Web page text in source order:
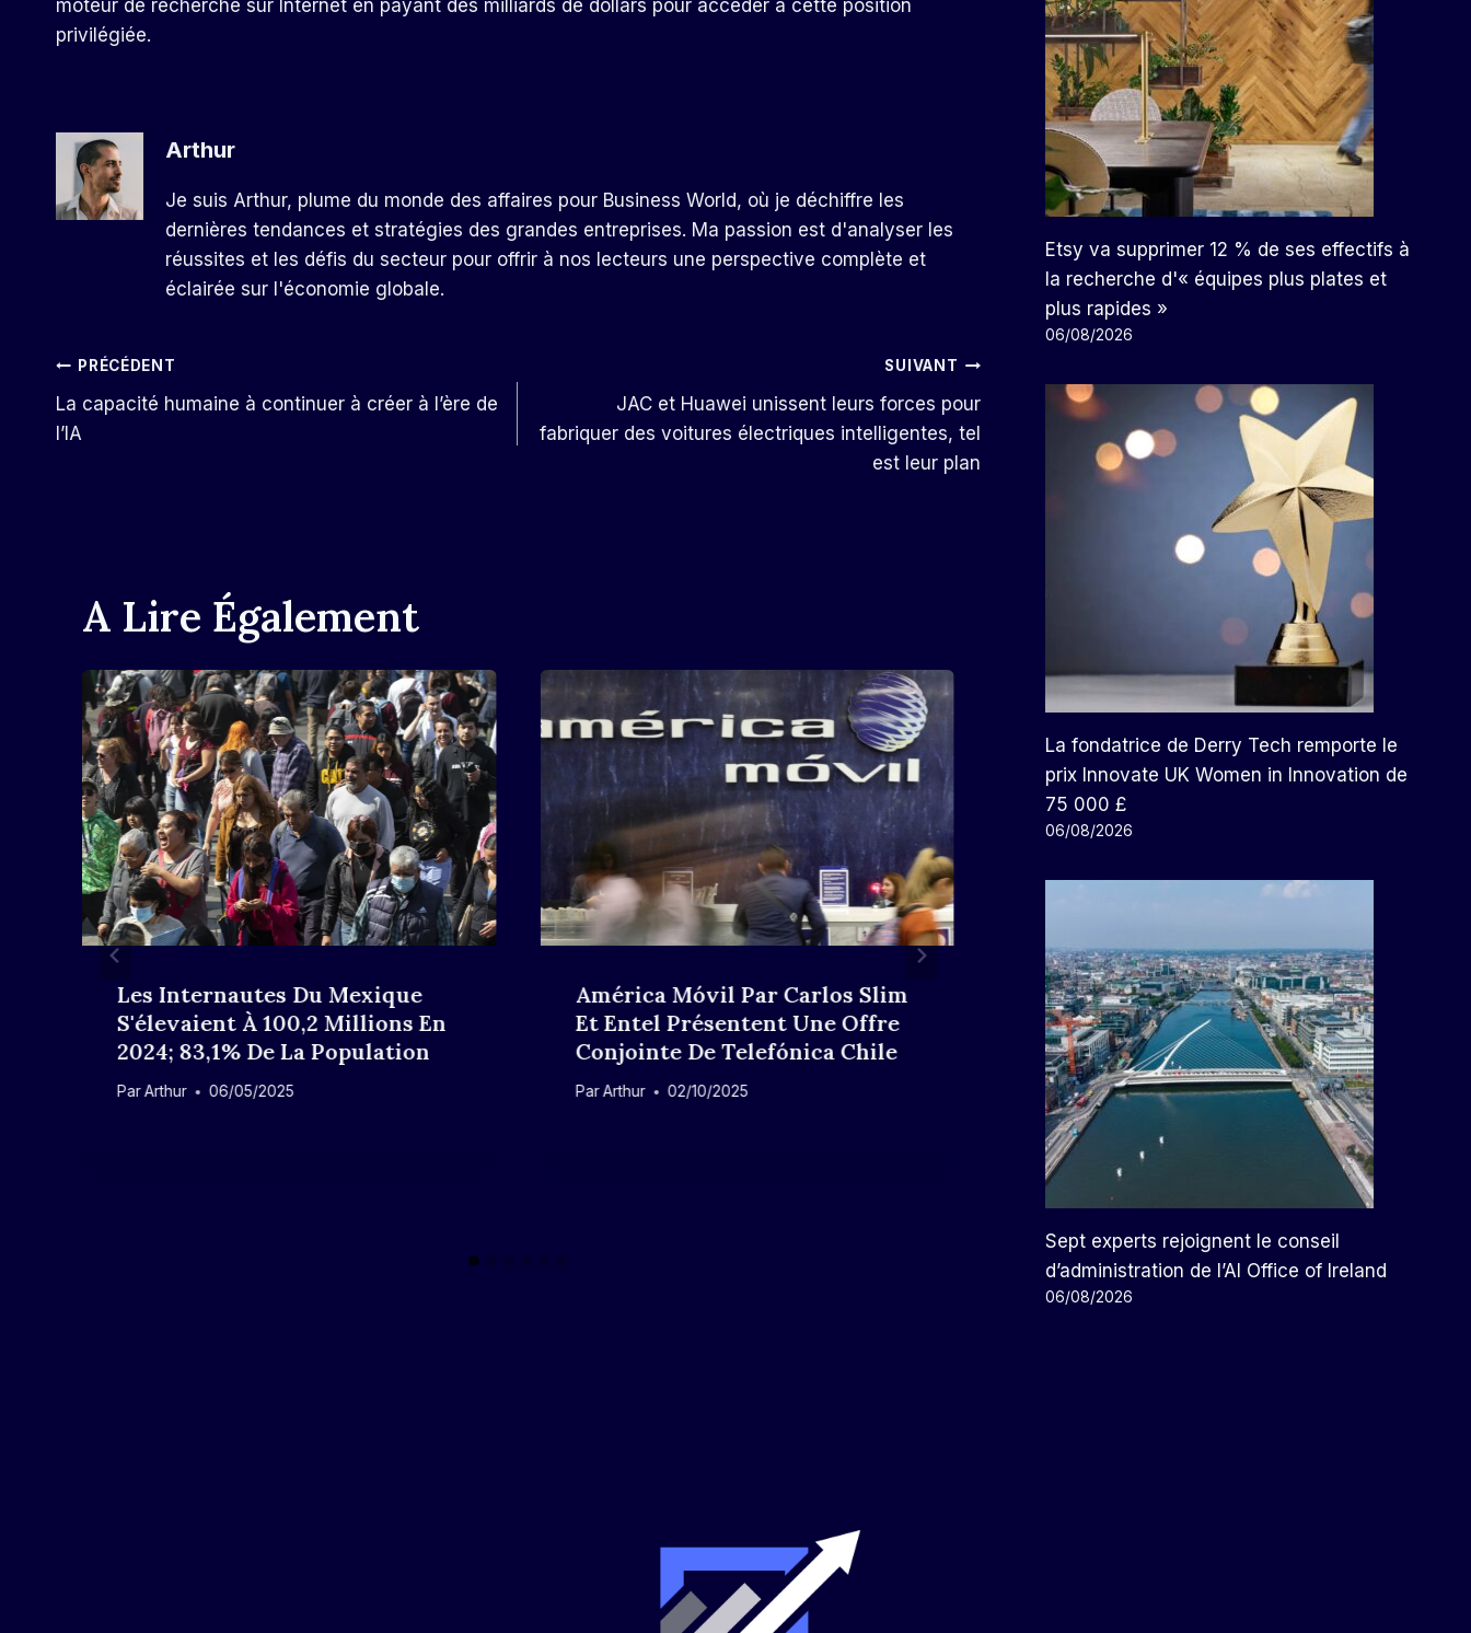
moteur de recherche sur Internet en payant des milliards de dollars pour accéder à cette position
privilégiée.
Arthur
Je suis Arthur, plume du monde des affaires pour Business World, où je déchiffre les
dernières tendances et stratégies des grandes entreprises. Ma passion est d'analyser les
réussites et les défis du secteur pour offrir à nos lecteurs une perspective complète et
éclairée sur l'économie globale.
Navigation
De
PRÉCÉDENT
La capacité humaine à continuer à créer à l’ère de
l’IA
SUIVANT
JAC et Huawei unissent leurs forces pour
fabriquer des voitures électriques intelligentes, tel
est leur plan
A Lire Également
Les Internautes Du Mexique
S'élevaient À 100,2 Millions En
2024; 83,1% De La Population
ParArthur 06/05/2025
América Móvil Par Carlos Slim
Et Entel Présentent Une Offre
Conjointe De Telefónica Chile
ParArthur 02/10/2025
Cet Ancien Batteur De Metal
Est La Raison Pour Laquelle
Musk A Perdu 56 Milliards De
Dollars
ParArthur
Etsy va supprimer 12 % de ses effectifs à
la recherche d'« équipes plus plates et
plus rapides »
06/08/2026
La fondatrice de Derry Tech remporte le
prix Innovate UK Women in Innovation de
75 000 £
06/08/2026
Sept experts rejoignent le conseil
d’administration de l’AI Office of Ireland
06/08/2026